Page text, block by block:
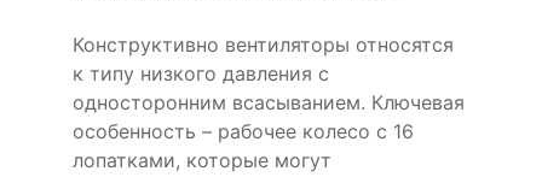
Конструктивно вентиляторы относятся
к типу низкого давления с
односторонним всасыванием. Ключевая
особенность – рабочее колесо с 16
лопатками, которые могут